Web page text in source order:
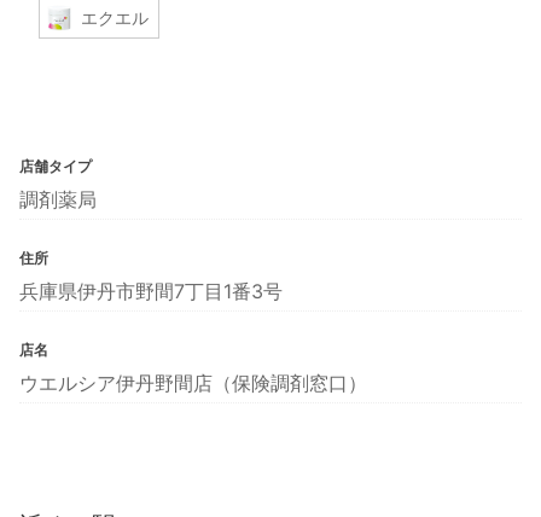
エクエル
店舗タイプ
調剤薬局
住所
兵庫県伊丹市野間7丁目1番3号
店名
ウエルシア伊丹野間店（保険調剤窓口）